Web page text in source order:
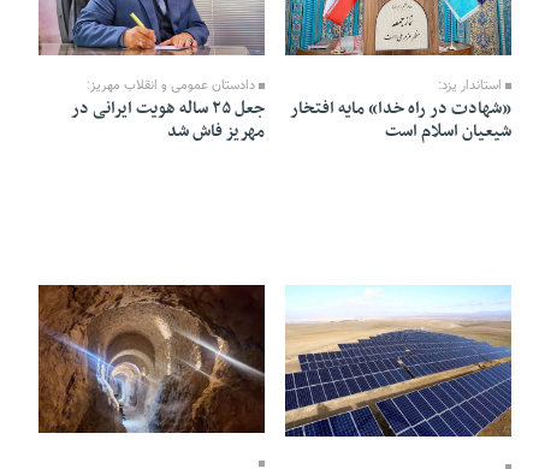
04 Ordibehesht 1405 - 21:01
استاندار یزد:
«شهادت در راه خدا» مایه افتخار
شیعیان اسلام است
26 Farvardin 1405 - 11:34
دادستان عمومی و انقلاب مهریز:
جعل ۲۵ ساله هویت ایرانی در
مهریز فاش شد
21 Farvardin 1405 - 17:29
15 Farvardin 1405 - 15:14